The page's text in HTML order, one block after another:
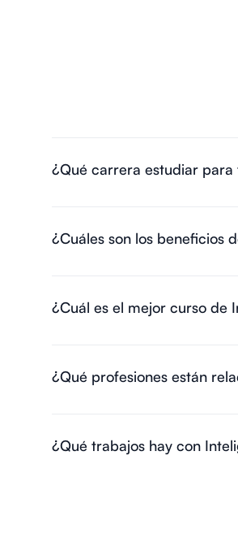
¿Qué carrera estudiar para
¿Cuáles son los beneficios
¿Cuál es el mejor curso de
¿Qué profesiones están
¿Qué trabajos hay con